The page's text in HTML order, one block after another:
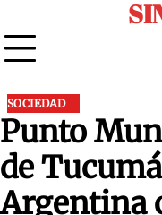
to
content
SOCIEDAD
Punto
de
Argentina